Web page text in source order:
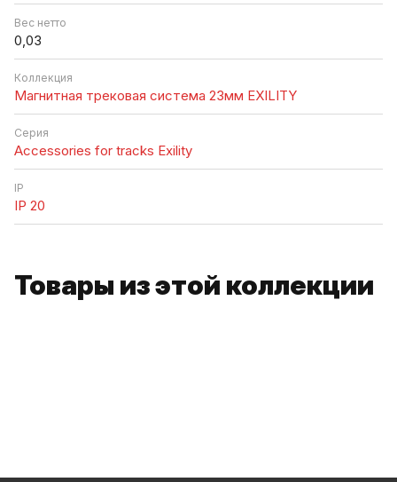
Вес нетто
0,03
Коллекция
Магнитная трековая система 23мм EXILITY
Серия
Accessories for tracks Exility
IP
IP 20
Товары из этой коллекции